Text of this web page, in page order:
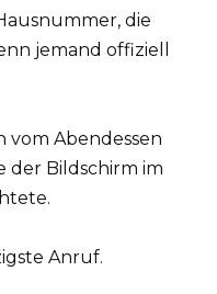
die
jemand offiziell
vom Abendessen
der Bildschirm im
Anruf.